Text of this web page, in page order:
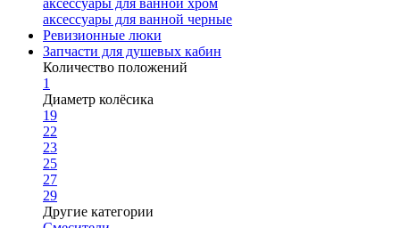
аксессуары для ванной хром
аксессуары для ванной черные
Ревизионные люки
Запчасти для душевых кабин
Количество положений
1
Диаметр колёсика
19
22
23
25
27
29
Другие категории